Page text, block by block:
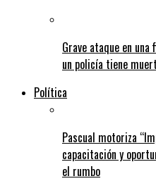
Grave ataque en
un policía tiene
Política
Pascual motoriza
capacitación y
el rumbo